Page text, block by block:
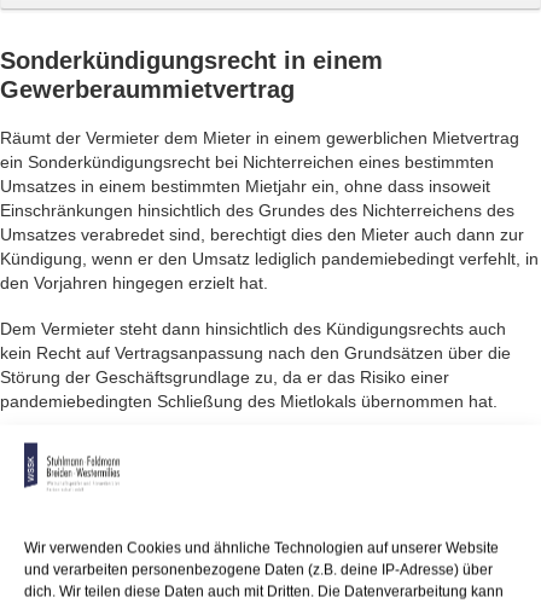
Wir verwenden Cookies und ähnliche Technologien auf unserer Website
und verarbeiten personenbezogene Daten (z.B. deine IP-Adresse) über
dich. Wir teilen diese Daten auch mit Dritten. Die Datenverarbeitung kann
Sonderkündigungsrecht in einem
Gewerberaummietvertrag
Räumt der Vermieter dem Mieter in einem gewerblichen Mietvertrag
ein Sonderkündigungsrecht bei Nichterreichen eines bestimmten
Umsatzes in einem bestimmten Mietjahr ein, ohne dass insoweit
Einschränkungen hinsichtlich des Grundes des Nichterreichens des
Umsatzes verabredet sind, berechtigt dies den Mieter auch dann zur
Kündigung, wenn er den Umsatz lediglich pandemiebedingt verfehlt, in
den Vorjahren hingegen erzielt hat.
Dem Vermieter steht dann hinsichtlich des Kündigungsrechts auch
kein Recht auf Vertragsanpassung nach den Grundsätzen über die
Störung der Geschäftsgrundlage zu, da er das Risiko einer
pandemiebedingten Schließung des Mietlokals übernommen hat.
Die Richter des Oberlandesgerichts Hamm legten in einem am
15.7.2022 entschiedenen Fall einen Mietvertrag so aus, dass es den
Mietparteien gerade um den tatsächlich erzielten bzw. erwarteten und
erzielter Umsätze hochzurechnenden Umsatz ging. Darauf, aus
welchen Gründen dieser tatsächlich erwirtschaftete Jahresumsatz der
im Vertrag vereinbarten Marge nicht entsprechen sollte, sollte es